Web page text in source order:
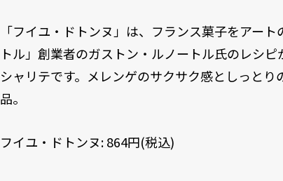
「フイユ・ドトンヌ」は、フランス菓子をアー
トル」創業者のガストン・ルノートル氏のレシ
シャリテです。メレンゲのサクサク感としっと
品。
フイユ・ドトンヌ: 864円(税込)